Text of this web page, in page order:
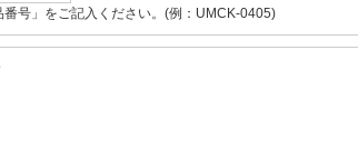
号」をご記入ください。(例：UMCK-0405)